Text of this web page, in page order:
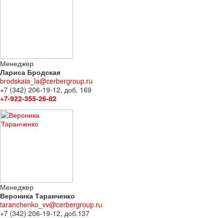
Менеджер
Лариса Бродская
brodskaia_la@cerbergroup.ru
+7 (342) 206-19-12, доб. 169
+7-922-355-26-82
Менеджер
Вероника Таранченко
taranchenko_vv@cerbergroup.ru
+7 (342) 206-19-12, доб.137